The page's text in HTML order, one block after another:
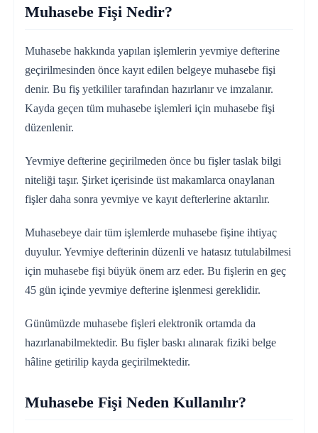
Muhasebe Fişi Nedir?
Muhasebe hakkında yapılan işlemlerin yevmiye defterine
geçirilmesinden önce kayıt edilen belgeye muhasebe fişi
denir. Bu fiş yetkililer tarafından hazırlanır ve imzalanır.
Kayda geçen tüm muhasebe işlemleri için muhasebe fişi
düzenlenir.
Yevmiye defterine geçirilmeden önce bu fişler taslak bilgi
niteliği taşır. Şirket içerisinde üst makamlarca onaylanan
fişler daha sonra yevmiye ve kayıt defterlerine aktarılır.
Muhasebeye dair tüm işlemlerde muhasebe fişine ihtiyaç
duyulur. Yevmiye defterinin düzenli ve hatasız tutulabilmesi
için muhasebe fişi büyük önem arz eder. Bu fişlerin en geç
45 gün içinde yevmiye defterine işlenmesi gereklidir.
Günümüzde muhasebe fişleri elektronik ortamda da
hazırlanabilmektedir. Bu fişler baskı alınarak fiziki belge
hâline getirilip kayda geçirilmektedir.
Muhasebe Fişi Neden Kullanılır?